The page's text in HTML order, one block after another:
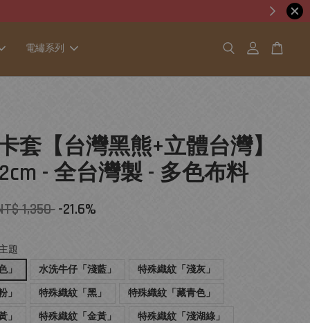
電繡系列
套【台灣黑熊+立體台灣】
- 全台灣製 - 多色布料
1,350 -21.6%
題
」
水洗牛仔「淺藍」
特殊織紋「淺灰」
」
特殊織紋「黑」
特殊織紋「藏青色」
」
特殊織紋「金黃」 特殊織紋「淺湖綠」